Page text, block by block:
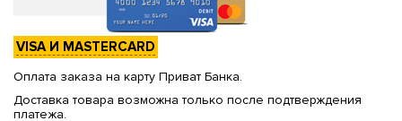
VISA И MASTERCARD
Оплата заказа на карту Приват Банка.
Доставка товара возможна только после подтверждения
платежа.